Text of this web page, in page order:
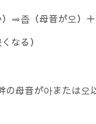
）⇒좁（母音が오
なる）
の母音が아または